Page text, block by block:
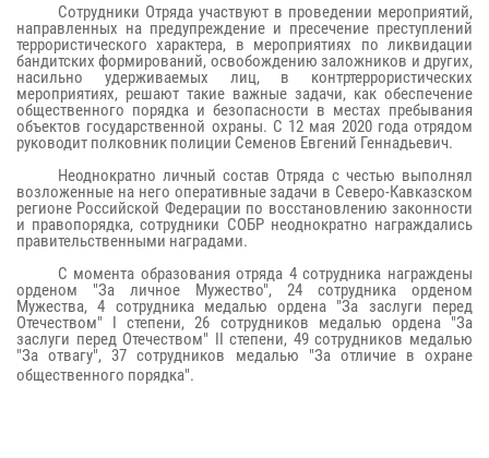
Сотрудники Отряда участвуют в проведении мероприятий,
направленных на предупреждение и пресечение преступлений
террористического характера, в мероприятиях по ликвидации
бандитских формирований, освобождению заложников и других,
насильно удерживаемых лиц, в контртеррористических
мероприятиях, решают такие важные задачи, как обеспечение
общественного порядка и безопасности в местах пребывания
объектов государственной охраны. С 12 мая 2020 года отрядом
руководит полковник полиции Семенов Евгений Геннадьевич.
Неоднократно личный состав Отряда с честью выполнял
возложенные на него оперативные задачи в Северо-Кавказском
регионе Российской Федерации по восстановлению законности
и правопорядка, сотрудники СОБР неоднократно награждались
правительственными наградами.
С момента образования отряда 4 сотрудника награждены
орденом "За личное Мужество", 24 сотрудника орденом
Мужества, 4 сотрудника медалью ордена "За заслуги перед
Отечеством" I степени, 26 сотрудников медалью ордена "За
заслуги перед Отечеством" II степени, 49 сотрудников медалью
"За отвагу", 37 сотрудников медалью "За отличие в охране
общественного порядка".